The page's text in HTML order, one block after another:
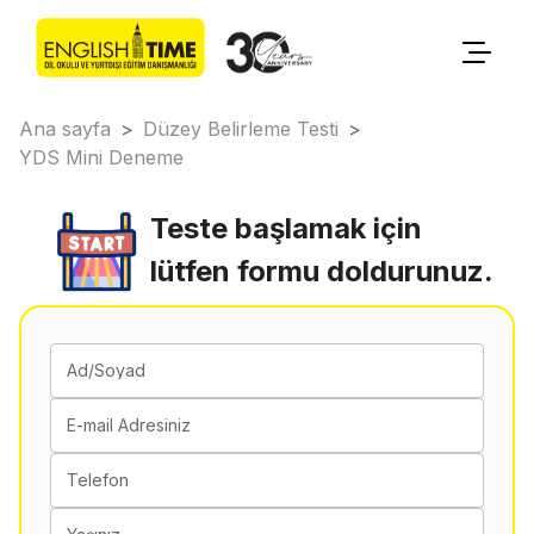
Ana sayfa > Düzey Belirleme Testi >
YDS Mini Deneme
Teste başlamak için
lütfen formu doldurunuz.
Ad/Soyad
E-mail Adresiniz
Telefon